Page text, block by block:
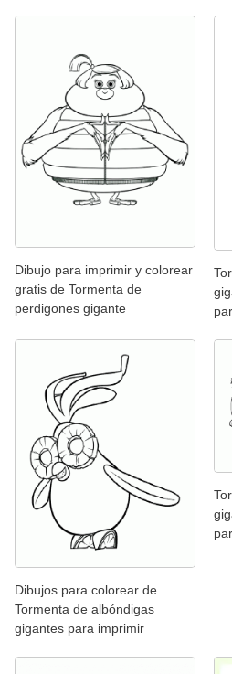
Dibujo para imprimir y colorear
gratis de Tormenta de
perdigones gigante
Dibujos para colorear de
Tormenta de albóndigas
gigantes para imprimir